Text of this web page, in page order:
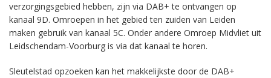
verzorgingsgebied hebben, zijn via DAB+ te ontvangen op
kanaal 9D. Omroepen in het gebied ten zuiden van Leiden
maken gebruik van kanaal 5C. Onder andere Omroep Midvliet uit
Leidschendam-Voorburg is via dat kanaal te horen.
Sleutelstad opzoeken kan het makkelijkste door de DAB+